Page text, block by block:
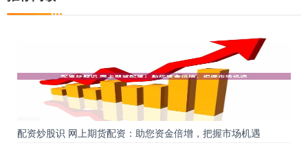
配资炒股识 网上期货配资：助您资金倍增，把握市场机遇